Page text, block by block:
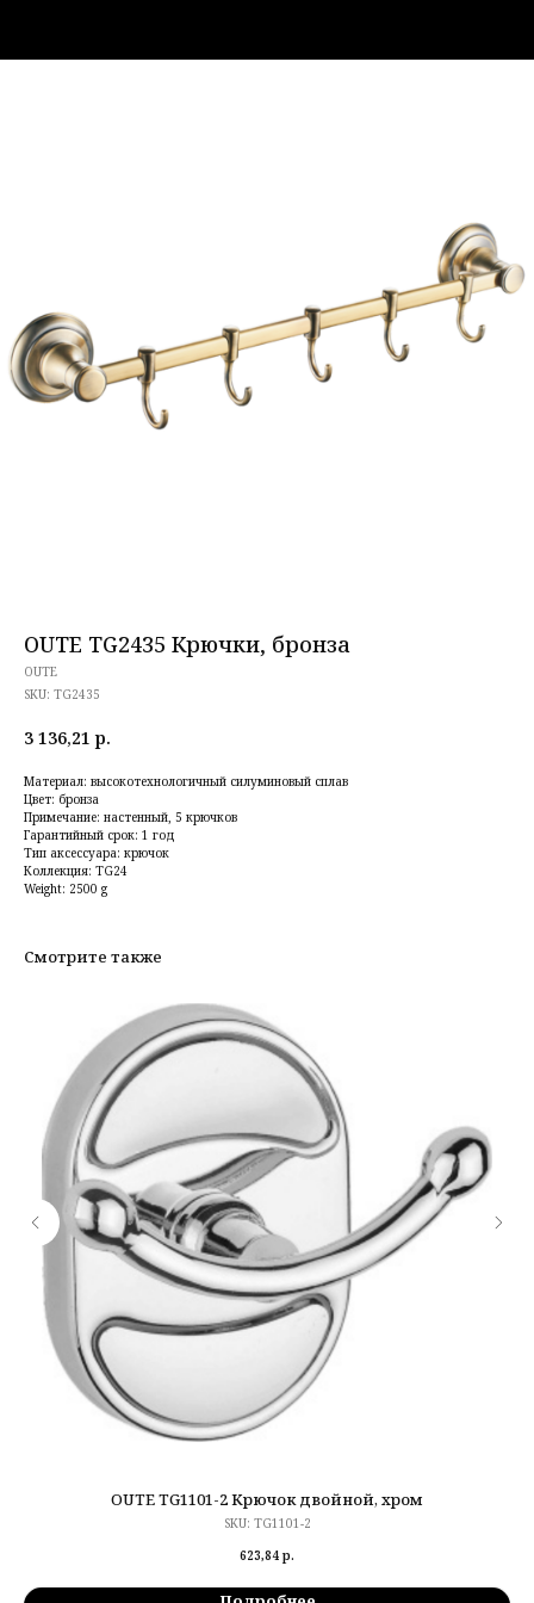
OUTE TG2435 Крючки, бронза
OUTE
SKU: TG2435
3 136,21 р.
Материал: высокотехнологичный силуминовый сплав
Цвет: бронза
Примечание: настенный, 5 крючков
Гарантийный срок: 1 год
Тип аксессуара: крючок
Коллекция: TG24
Weight: 2500 g
Смотрите также
OUTE TG1101-2 Крючок двойной, хром
SKU: TG1101-2
623,84 р.